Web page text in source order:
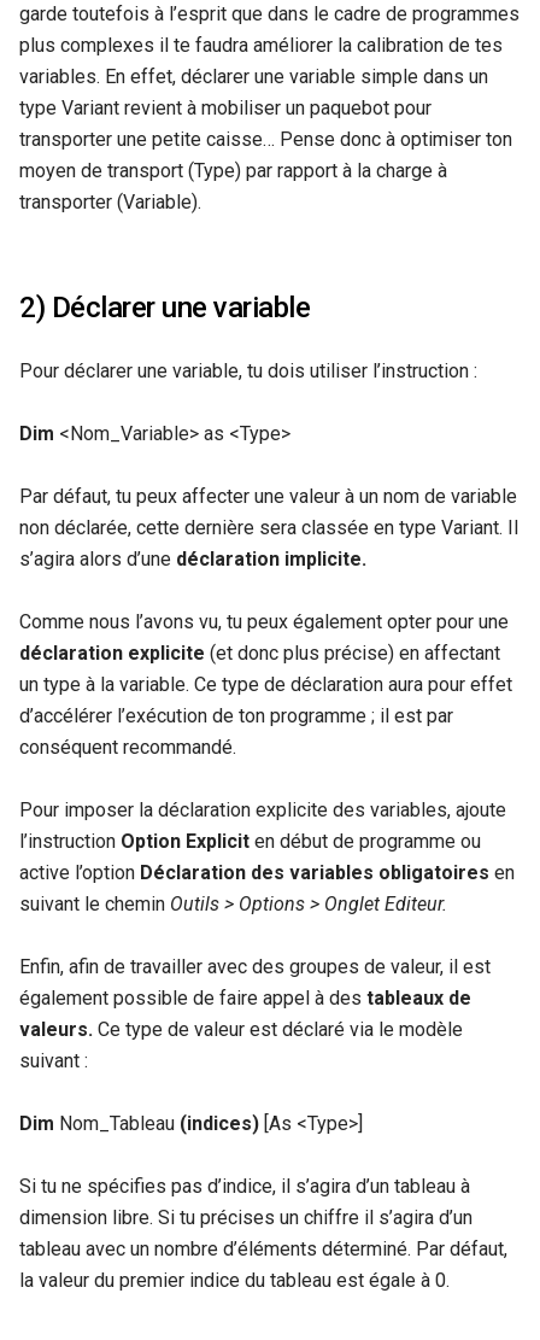
garde toutefois à l’esprit que dans le cadre de programmes
plus complexes il te faudra améliorer la calibration de tes
variables. En effet, déclarer une variable simple dans un
type Variant revient à mobiliser un paquebot pour
transporter une petite caisse… Pense donc à optimiser ton
moyen de transport (Type) par rapport à la charge à
transporter (Variable).
2) Déclarer une variable
Pour déclarer une variable, tu dois utiliser l’instruction :
Dim <Nom_Variable> as <Type>
Par défaut, tu peux affecter une valeur à un nom de variable
non déclarée, cette dernière sera classée en type Variant. Il
s’agira alors d’une déclaration implicite.
Comme nous l’avons vu, tu peux également opter pour une
déclaration explicite (et donc plus précise) en affectant
un type à la variable. Ce type de déclaration aura pour effet
d’accélérer l’exécution de ton programme ; il est par
conséquent recommandé.
Pour imposer la déclaration explicite des variables, ajoute
l’instruction Option Explicit en début de programme ou
active l’option Déclaration des variables obligatoires en
suivant le chemin Outils > Options > Onglet Editeur.
Enfin, afin de travailler avec des groupes de valeur, il est
également possible de faire appel à des tableaux de
valeurs. Ce type de valeur est déclaré via le modèle
suivant :
Dim Nom_Tableau (indices) [As <Type>]
Si tu ne spécifies pas d’indice, il s’agira d’un tableau à
dimension libre. Si tu précises un chiffre il s’agira d’un
tableau avec un nombre d’éléments déterminé. Par défaut,
la valeur du premier indice du tableau est égale à 0.